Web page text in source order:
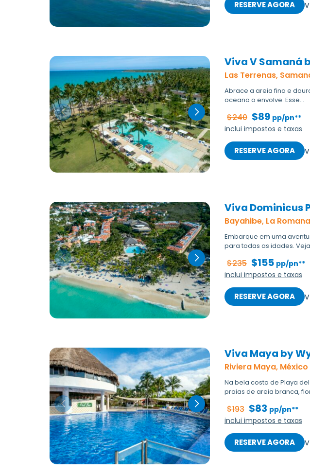
RESERVE AGORA
Viva V Samaná
Las Terrenas,
Abrace a areia fina e
oceano o envolve. Esse...
$240 $89 pp/pn**
inclui impostos e taxas
RESERVE AGORA
Viva Dominicus
Bayahibe, La Romana
Embarque em uma
para todas as idades.
$235 $155 pp/pn**
inclui impostos e taxas
RESERVE AGORA
Viva Maya by
Riviera Maya, México
Na bela costa de Playa
praias de areia branca,
$193 $83 pp/pn**
inclui impostos e taxas
RESERVE AGORA